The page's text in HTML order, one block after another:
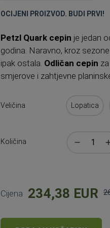
OCIJENI PROIZVOD. BUDI PRVI!
Petzl Quark cepin je jedan
godina. Naravno, kroz sezone
ipak ostala. Odličan cepin
smjerove i zahtjevne
Veličina Lopatica
Količina
Cijena 234,38 EUR